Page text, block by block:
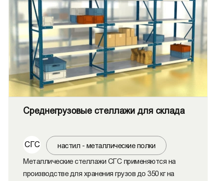
Среднегрузовые стеллажи для склада
СГС
настил - металлические полки
Металлические стеллажи СГС применяются на
производстве для хранения грузов до 350 кг на